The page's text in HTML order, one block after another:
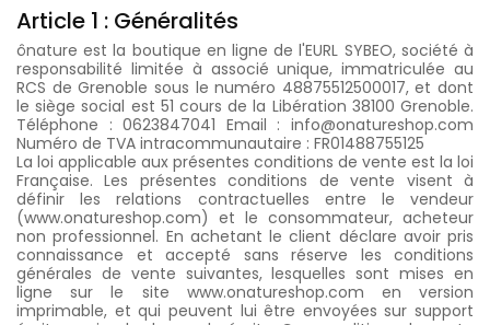
Article 1 : Généralités
ônature est la boutique en ligne de l'EURL SYBEO, société à
responsabilité limitée à associé unique, immatriculée au
RCS de Grenoble sous le numéro 48875512500017, et dont
le siège social est 51 cours de la Libération 38100 Grenoble.
Téléphone : 0623847041 Email : info@onatureshop.com
Numéro de TVA intracommunautaire : FR01488755125
La loi applicable aux présentes conditions de vente est la loi
Française. Les présentes conditions de vente visent à
définir les relations contractuelles entre le vendeur
(www.onatureshop.com) et le consommateur, acheteur
non professionnel. En achetant le client déclare avoir pris
connaissance et accepté sans réserve les conditions
générales de vente suivantes, lesquelles sont mises en
ligne sur le site www.onatureshop.com en version
imprimable, et qui peuvent lui être envoyées sur support